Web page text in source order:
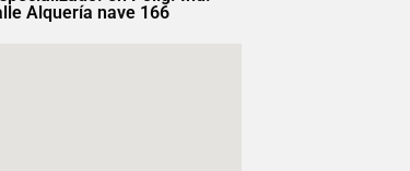
Alquería nave 166